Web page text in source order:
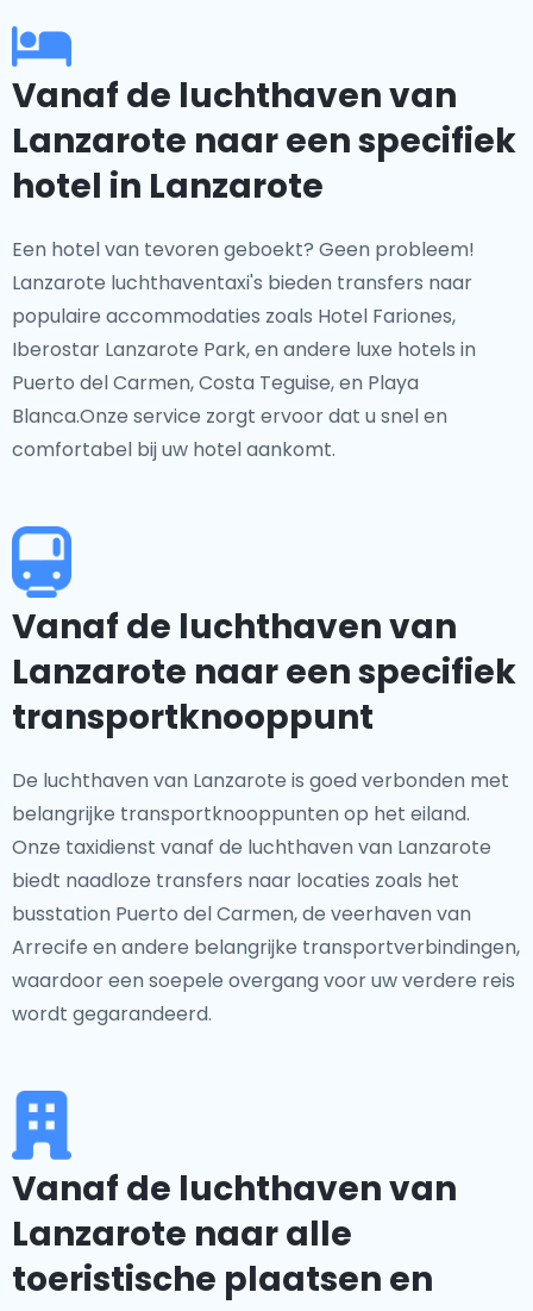
Vanaf de luchthaven van
Lanzarote naar een specifiek
hotel in Lanzarote
Een hotel van tevoren geboekt? Geen probleem!
Lanzarote luchthaventaxi's bieden transfers naar
populaire accommodaties zoals Hotel Fariones,
Iberostar Lanzarote Park, en andere luxe hotels in
Puerto del Carmen, Costa Teguise, en Playa
Blanca.Onze service zorgt ervoor dat u snel en
comfortabel bij uw hotel aankomt.
Vanaf de luchthaven van
Lanzarote naar een specifiek
transportknooppunt
De luchthaven van Lanzarote is goed verbonden met
belangrijke transportknooppunten op het eiland.
Onze taxidienst vanaf de luchthaven van Lanzarote
biedt naadloze transfers naar locaties zoals het
busstation Puerto del Carmen, de veerhaven van
Arrecife en andere belangrijke transportverbindingen,
waardoor een soepele overgang voor uw verdere reis
wordt gegarandeerd.
Vanaf de luchthaven van
Lanzarote naar alle
toeristische plaatsen en